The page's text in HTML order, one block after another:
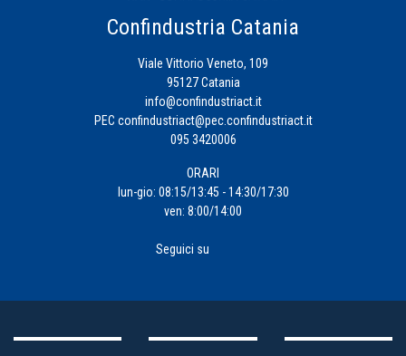
Confindustria Catania
Viale Vittorio Veneto, 109
95127 Catania
info@confindustriact.it
PEC confindustriact@pec.confindustriact.it
095 3420006
ORARI
lun-gio: 08:15/13:45 - 14:30/17:30
ven: 8:00/14:00
Seguici su